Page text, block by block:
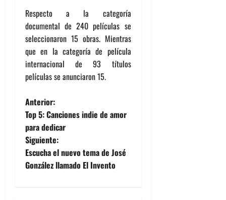
Respecto a la categoría
documental de 240 películas se
seleccionaron 15 obras. Mientras
que en la categoría de película
internacional de 93 títulos
películas se anunciaron 15.
N
a
v
e
Anterior:
Top 5: Canciones indie de amor
para dedicar
Siguiente:
Escucha el nuevo tema de José
González llamado El Invento